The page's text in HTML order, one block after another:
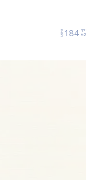
цена 184 грн
м2